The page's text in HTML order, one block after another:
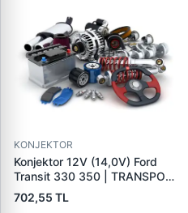
KONJEKTOR
Konjektor 12V (14,0V) Ford
Transit 330 350 | TRANSPO
F610
702,55 TL